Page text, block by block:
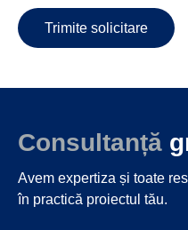
Trimite solicitare
Consultanță
Avem expertiza și toate
în practică proiectul tău.